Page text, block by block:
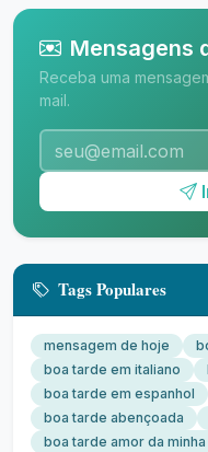
Mensagens
Receba uma
mail.
Tags Populares
mensagem de hoje
boa tarde em italiano
boa tarde em espanhol
boa tarde abençoada
boa tarde amor da minha